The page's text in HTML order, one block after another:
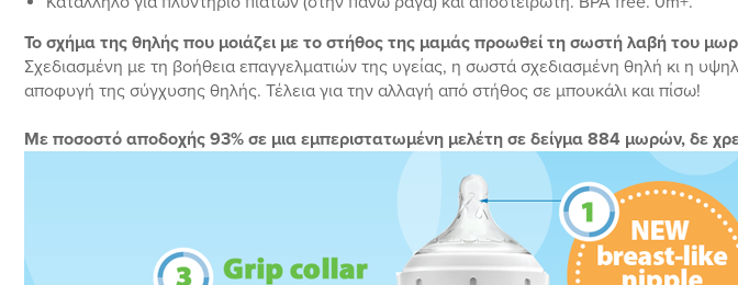
Το σχήμα της θηλής που μοιάζει με το στήθος της μαμάς προωθεί τη σωστή λαβή του
Σχεδιασμένη με τη βοήθεια επαγγελματιών της υγείας, η σωστά σχεδιασμένη θηλή κι η
αποφυγή της σύγχυσης θηλής. Τέλεια για την αλλαγή από στήθος σε μπουκάλι και πίσω!
Με ποσοστό αποδοχής 93% σε μια εμπεριστατωμένη μελέτη σε δείγμα 884 μωρών, δε